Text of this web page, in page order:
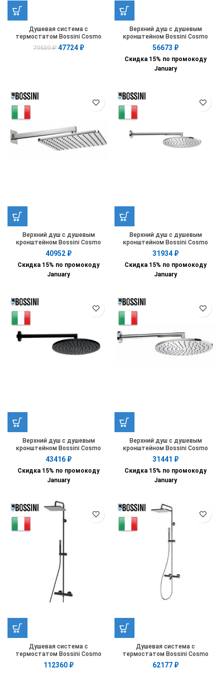
Душевая система с
термостатом Bossini Cosmo
L10103.030
79539₽ 47724 ₽
Верхний душ с душевым
кронштейном Bossini Cosmo
H69598I.073
56673 ₽
Скидка 15% по промокоду
January
Верхний душ с душевым
кронштейном Bossini Cosmo
H69598I.030
40952 ₽
Скидка 15% по промокоду
January
Верхний душ с душевым
кронштейном Bossini Cosmo
H70596I.030
31934 ₽
Скидка 15% по промокоду
January
Верхний душ с душевым
кронштейном Bossini Cosmo
H70596H.073
43416 ₽
Скидка 15% по промокоду
January
Верхний душ с душевым
кронштейном Bossini Cosmo
H70596H.030
31441 ₽
Скидка 15% по промокоду
January
Душевая система с
термостатом Bossini Cosmo
L10103.073
112360 ₽
Душевая система с
термостатом Bossini Cosmo
L10403.030
62177 ₽